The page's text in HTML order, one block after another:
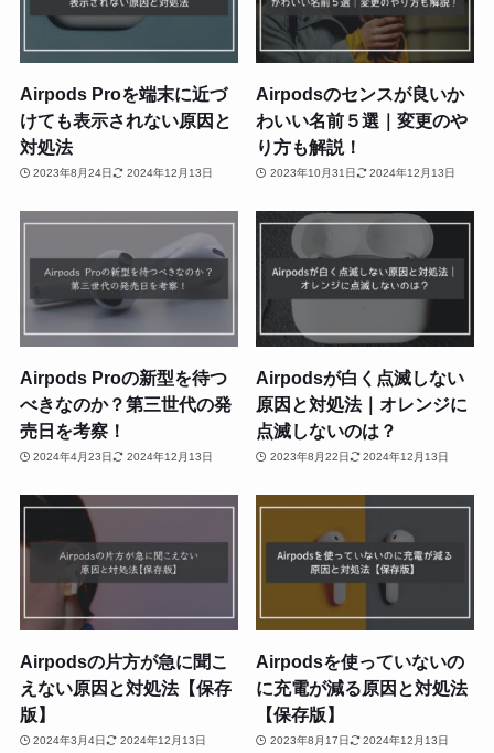
Airpods Proを端末に近づ
けても表示されない原因と
対処法
2023年8月24日 2024年12月13日
Airpodsのセンスが良いか
わいい名前５選｜変更のや
り方も解説！
2023年10月31日 2024年12月13日
Airpods Proの新型を待つ
べきなのか？第三世代の発
売日を考察！
2024年4月23日 2024年12月13日
Airpodsが白く点滅しない
原因と対処法｜オレンジに
点滅しないのは？
2023年8月22日 2024年12月13日
Airpodsの片方が急に聞こ
えない原因と対処法【保存
版】
2024年3月4日 2024年12月13日
Airpodsを使っていないの
に充電が減る原因と対処法
【保存版】
2023年8月17日 2024年12月13日